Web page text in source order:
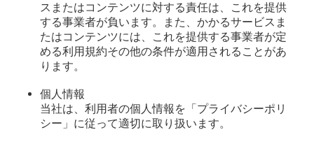
スまたはコンテンツに対する責任は、これを提供
する事業者が負います。また、かかるサービスま
たはコンテンツには、これを提供する事業者が定
める利用規約その他の条件が適用されることがあ
ります。
個人情報
当社は、利用者の個人情報を「プライバシーポリ
シー」に従って適切に取り扱います。